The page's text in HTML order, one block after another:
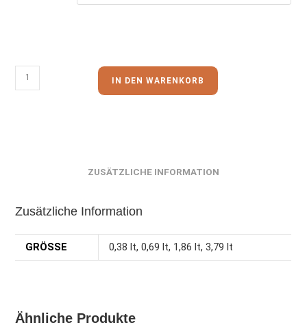
IN DEN WARENKORB
ZUSÄTZLICHE INFORMATION
Zusätzliche Information
GRÖSSE 0,38 lt, 0,69 lt, 1,86 lt, 3,79 lt
Ähnliche Produkte